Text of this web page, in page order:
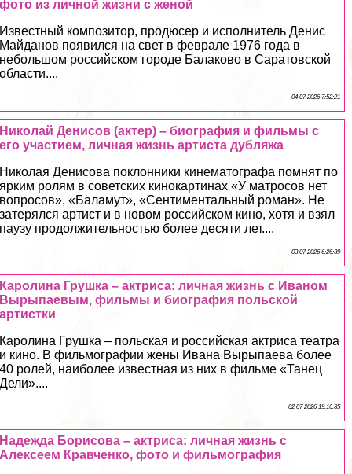
фото из личной жизни с женой
Известный композитор, продюсер и исполнитель Денис
Майданов появился на свет в феврале 1976 года в
небольшом российском городе Балаково в Саратовской
области....
04 07 2026 7:52:21
Николай Денисов (актер) – биография и фильмы с
его участием, личная жизнь артиста дубляжа
Николая Денисова поклонники кинематографа помнят по
ярким ролям в советских кинокартинах «У матросов нет
вопросов», «Баламут», «Сентиментальный роман». Не
затерялся артист и в новом российском кино, хотя и взял
паузу продолжительностью более десяти лет....
03 07 2026 6:26:39
Каролина Грушка – актриса: личная жизнь с Иваном
Вырыпаевым, фильмы и биография польской
артистки
Каролина Грушка – польская и российская актриса театра
и кино. В фильмографии жены Ивана Вырыпаева более
40 ролей, наиболее известная из них в фильме «Танец
Дели»....
02 07 2026 19:16:35
Надежда Борисова – актриса: личная жизнь с
Алексеем Кравченко, фото и фильмография